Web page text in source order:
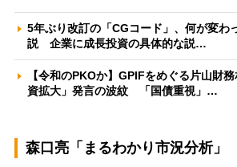
5年ぶり改訂の「CGコード」、何が変わ
説 企業に成長投資の具体的な説…
【令和のPKOか】GPIFをめぐる片山財
資拡大」発言の波紋 「国債重視」…
森口亮「まるわかり市況分析」